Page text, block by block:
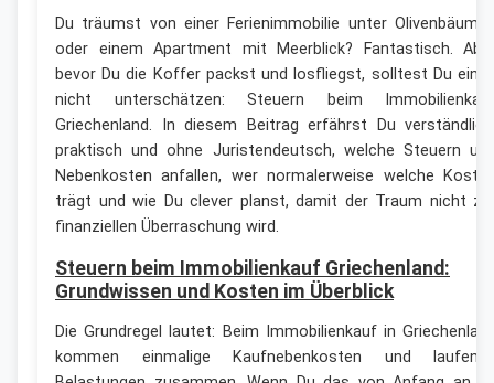
Du träumst von einer Ferienimmobilie unter
oder einem Apartment mit Meerblick? Fantastisch.
bevor Du die Koffer packst und losfliegst, solltest Du
nicht unterschätzen: Steuern beim
Griechenland. In diesem Beitrag erfährst Du
praktisch und ohne Juristendeutsch, welche Steuern
Nebenkosten anfallen, wer normalerweise welche
trägt und wie Du clever planst, damit der Traum nicht
finanziellen Überraschung wird.
Steuern beim Immobilienkauf Griechenland:
Grundwissen und Kosten im Überblick
Die Grundregel lautet: Beim Immobilienkauf in
kommen einmalige Kaufnebenkosten und